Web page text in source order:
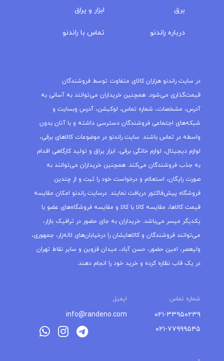
برق
درباره‌ راندنو
ابزار و یراق
تماس با راندنو
در سایت راندنو هزاران کالای متفاوت توسط فروشندگان
قیمت‌گذاری می‌شود. همچنین خریداران می‌توانند به آسانی به
آدرس، مشخصات، شماره تماس، لوکیشن، آدرس وبسایت و
شبکه‌های اجتماعی فروشندگان دسترسی داشته و با آنان بدون
واسطه در تماس باشند. سایت راندنو در موضوعات کالاهای برقی،
لوازم دیجیتال، لوازم خانگی برقی، ابزار یراق و تولید کارگاهی اقدام
به جذب فروشندگان می‌کند. همچنین خریداران می‌توانند به
صورت رایگان، استعلام و درخواست خود را ثبت و از چندین
فروشگاه پیش‌فاکتور دریافت نمایند. درسایت راندنو امکان مقایسه
قیمت کالاها، مقایسه کالا با کالا و مقایسه فروشگاه‌های عضو با
یکدیگر میسر می‌باشد. خریداران به جای حضور در ترافیک بازار،
می‌توانند فروشندگان و کالاهایشان را درخیابان‌های لاله‌زار، جمهوری،
ولیعصر، امین حضور، حسن آباد، میدان قزوین و سایر نقاط تهران
در یک قاب نظاره کرده و خرید خود را انجام دهند.
شماره تماس ایمیل
۰۲۱-۳۳۹۵۰۲۳۹
۰۲۱-۷۷۹۹۹۵۴۵
info@randeno.com